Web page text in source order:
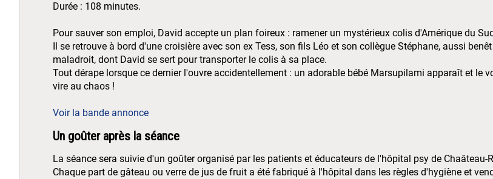
Durée : 108 minutes.
Pour sauver son emploi, David accepte un plan foireux : ramener un mystérieux colis d'Amérique du
Il se retrouve à bord d'une croisière avec son ex Tess, son fils Léo et son collègue Stéphane, aussi
maladroit, dont David se sert pour transporter le colis à sa place.
Tout dérape lorsque ce dernier l'ouvre accidentellement : un adorable bébé Marsupilami apparaît et le
vire au chaos !
Voir la bande annonce
Un goûter après la séance
La séance sera suivie d'un goûter organisé par les patients et éducateurs de l'hôpital psy de Chaâteau-
Chaque part de gâteau ou verre de jus de fruit a été fabriqué à l'hôpital dans les règles d'hygiène et